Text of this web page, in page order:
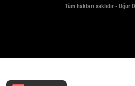
Tüm hakları saklıdır - Uğur